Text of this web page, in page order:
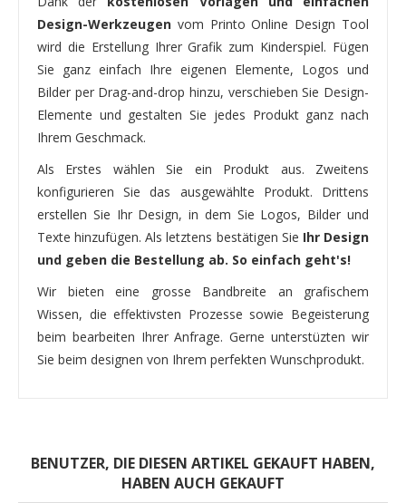
Design-Werkzeugen vom Printo Online Design Tool
wird die Erstellung Ihrer Grafik zum Kinderspiel. Fügen
Sie ganz einfach Ihre eigenen Elemente, Logos und
Bilder per Drag-and-drop hinzu, verschieben Sie Design-
Elemente und gestalten Sie jedes Produkt ganz nach
Ihrem Geschmack.
Als Erstes wählen Sie ein Produkt aus. Zweitens
konfigurieren Sie das ausgewählte Produkt. Drittens
erstellen Sie Ihr Design, in dem Sie Logos, Bilder und
Texte hinzufügen. Als letztens bestätigen Sie Ihr Design
und geben die Bestellung ab. So einfach geht's!
Wir bieten eine grosse Bandbreite an grafischem
Wissen, die effektivsten Prozesse sowie Begeisterung
beim bearbeiten Ihrer Anfrage. Gerne unterstüzten wir
Sie beim designen von Ihrem perfekten Wunschprodukt.
BENUTZER, DIE DIESEN ARTIKEL GEKAUFT HABEN,
HABEN AUCH GEKAUFT